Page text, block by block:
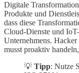
Digitale
Produkte und
dass diese
Cloud-Dienste und
Unternehmens.
musst proaktiv
💡 Tipp: Nutze